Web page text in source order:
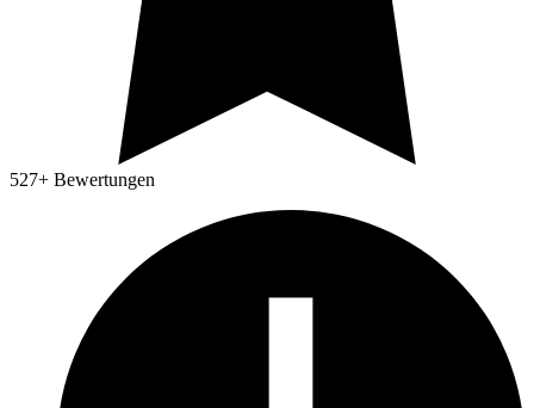
527+ Bewertungen